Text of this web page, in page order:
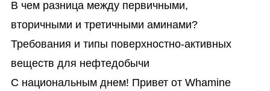
В чем разница между первичными,
вторичными и третичными аминами?
Требования и типы поверхностно-активных
веществ для нефтедобычи
С национальным днем! Привет от Whamine